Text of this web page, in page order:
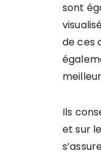
sont
de ces
Ils
et sur